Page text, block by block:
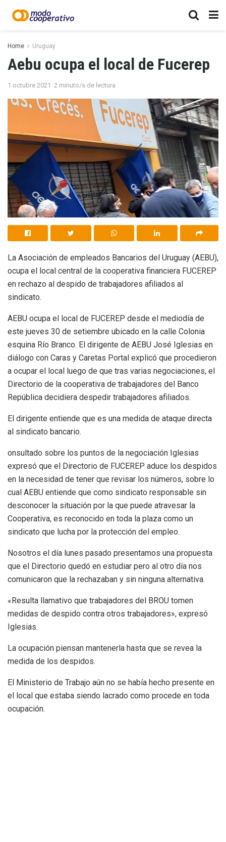
Home Uruguay
Aebu ocupa el local de Fucerep
1 octubre 2021 2 minuto/s de lectura
La Asociación de empleados Bancarios del Uruguay (AEBU),
ocupa el local central de la cooperativa financiera FUCEREP
en rechazo al despido de trabajadores afiliados al
sindicato.
AEBU ocupa el local de FUCEREP desde el mediodía de
este jueves 30 de setiembre ubicado en la calle Colonia
esquina Río Branco. El dirigente de AEBU José Iglesias en
diálogo con Caras y Caretas Portal explicó que procedieron
a ocupar el local luego de que tras varias negociaciones, el
Directorio de la cooperativa de trabajadores del Banco
República decidiera despedir trabajadores afiliados.
El dirigente entiende que es una medida de ataque directa
al sindicato bancario.
onsultado sobre los puntos de la negociación Iglesias
expresó que el Directorio de FUCEREP aduce los despidos
en la necesidad de tener que revisar los números, sobre lo
cual AEBU entiende que como sindicato responsable sin
desconocer la situación por la que puede atravesar la
Cooperativa, es reconocido en toda la plaza como un
sindicato que lucha por la protección del empleo.
Nosotros el día lunes pasado presentamos una propuesta
que el Directorio quedó en estudiar pero al otro día nos
comunicaron que la rechazaban y sin ninguna alternativa.
«Resulta llamativo que trabajadores del BROU tomen
medidas de despido contra otros trabajadores», expresó
Iglesias.
La ocupación piensan mantenerla hasta que se revea la
medida de los despidos.
El Ministerio de Trabajo aún no se había hecho presente en
el local que estaba siendo lacrado como procede en toda
ocupación.